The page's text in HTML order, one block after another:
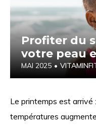
Profiter du
votre peau
MAI 2025 •
Le printemps est arrivé
températures